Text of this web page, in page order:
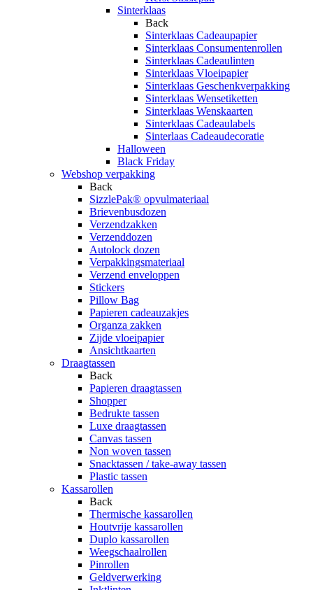
Sinterklaas
Back
Sinterklaas Cadeaupapier
Sinterklaas Consumentenrollen
Sinterklaas Cadeaulinten
Sinterklaas Vloeipapier
Sinterklaas Geschenkverpakking
Sinterklaas Wensetiketten
Sinterklaas Wenskaarten
Sinterklaas Cadeaulabels
Sinterlaas Cadeaudecoratie
Halloween
Black Friday
Webshop verpakking
Back
SizzlePak® opvulmateriaal
Brievenbusdozen
Verzendzakken
Verzenddozen
Autolock dozen
Verpakkingsmateriaal
Verzend enveloppen
Stickers
Pillow Bag
Papieren cadeauzakjes
Organza zakken
Zijde vloeipapier
Ansichtkaarten
Draagtassen
Back
Papieren draagtassen
Shopper
Bedrukte tassen
Luxe draagtassen
Canvas tassen
Non woven tassen
Snacktassen / take-away tassen
Plastic tassen
Kassarollen
Back
Thermische kassarollen
Houtvrije kassarollen
Duplo kassarollen
Weegschaalrollen
Pinrollen
Geldverwerking